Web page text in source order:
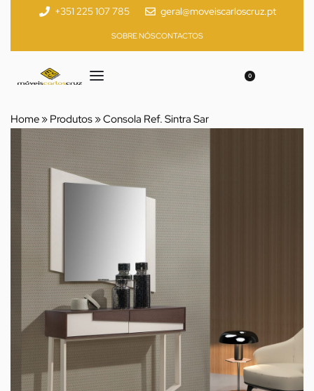
+351 225 107 785 geral@moveiscarloscruz.pt
SOBRE NÓSCONTACTOS
0
Home » Produtos »Consola Ref. Sintra Sar